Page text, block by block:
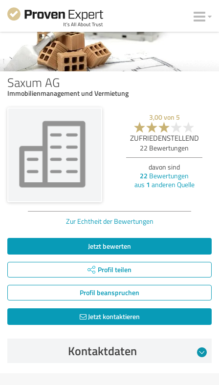
Saxum AG
Immobilienmanagement und Vermietung
3,00von 5
ZUFRIEDENSTELLEND
22 Bewertungen
davon sind
22 Bewertungen
aus 1 anderen Quelle
Zur Echtheit der Bewertungen
Jetzt bewerten
Profil teilen
Profil beanspruchen
Jetzt kontaktieren
Kontaktdaten